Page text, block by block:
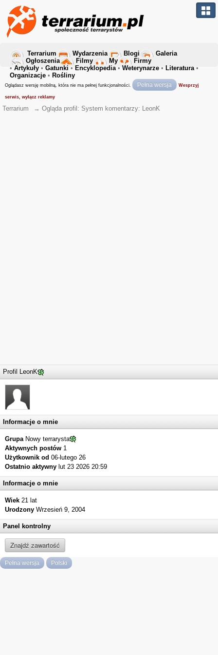
Terrarium Wydarzenia Blogi
Galeria
Ogłoszenia
Filmy My
Firmy
• Artykuły • Gatunki • Encyklopedia• Weterynarze • Literatura•
Organizacje • Rośliny
Oglądasz wersję mobilną, która nie ma pełnej funkcjonalności. Pełna wersja Wesprzyj
serwis, wyłącz reklamy
Terrarium → Ogląda profil: System komentarzy: LeonK
Profil LeonK
Informacje o mnie
Grupa Nowy terrarysta
Aktywnych postów 1
Użytkownik od 06-lutego 26
Ostatnio aktywny lut 23 2026 20:59
Informacje o mnie
Wiek 21 lat
Urodzony Wrzesień 9, 2004
Panel kontrolny
Znajdź zawartość
Pełna wersja Polski